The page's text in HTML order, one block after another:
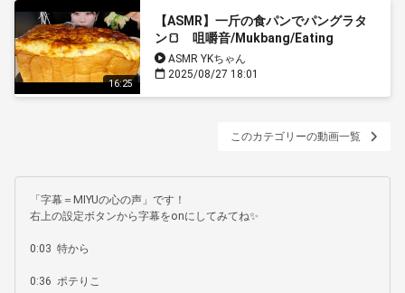
16:25
【ASMR】一斤の食パンでパングラタ
ン🍞 咀嚼音/Mukbang/Eating
Sounds 日本語字幕
ASMR YKちゃん
2025/08/27 18:01
このカテゴリーの動画一覧
「字幕＝MIYUの心の声」です！
右上の設定ボタンから字幕をonにしてみてね✨
0:03  特から
0:36  ポテりこ